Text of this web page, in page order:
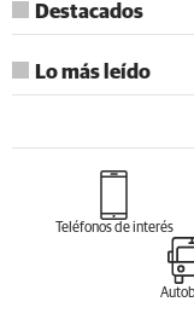
Destacados
Lo más leído
Teléfonos de interés